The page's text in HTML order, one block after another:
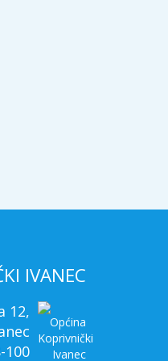
IVANEC
12,
100